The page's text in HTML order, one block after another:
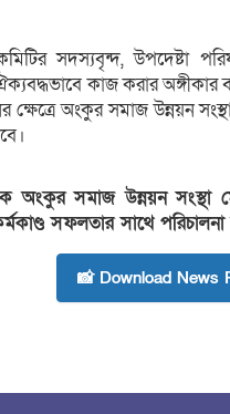
সদস্যবৃন্দ, উপদেষ্টা
কাজ করার
ক্ষেত্রে অংকুর সমাজ উন্নয়ন
সমাজ উন্নয়ন সংস্থা
সফলতার সাথে
📸 Download News